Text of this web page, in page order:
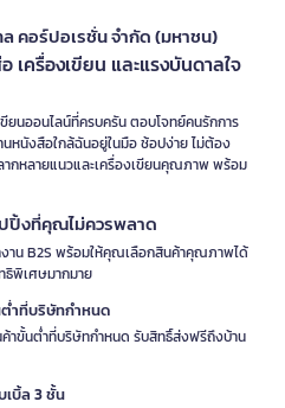
ล คอร์ปอเรชั่น จำกัด (มหาชน)
เครื่องเขียน และแรงบันดาลใจ
ยนออนไลน์ที่ครบครัน ตอบโจทย์คนรักการ
หนังสือใกล้ฉันอยู่ในมือ ช้อปง่าย ไม่ต้อง
กหลายแนวและเครื่องเขียนคุณภาพ พร้อม
ปิ้งที่คุณไม่ควรพลาด
าน B2S พร้อมให้คุณเลือกสินค้าคุณภาพได้
ธิพิเศษมากมาย
ำที่บริษัทกำหนด
าขั้นต่ำที่บริษัทกำหนด รับสิทธิ์ส่งฟรีถึงบ้าน
บิ้ล 3 ชั้น